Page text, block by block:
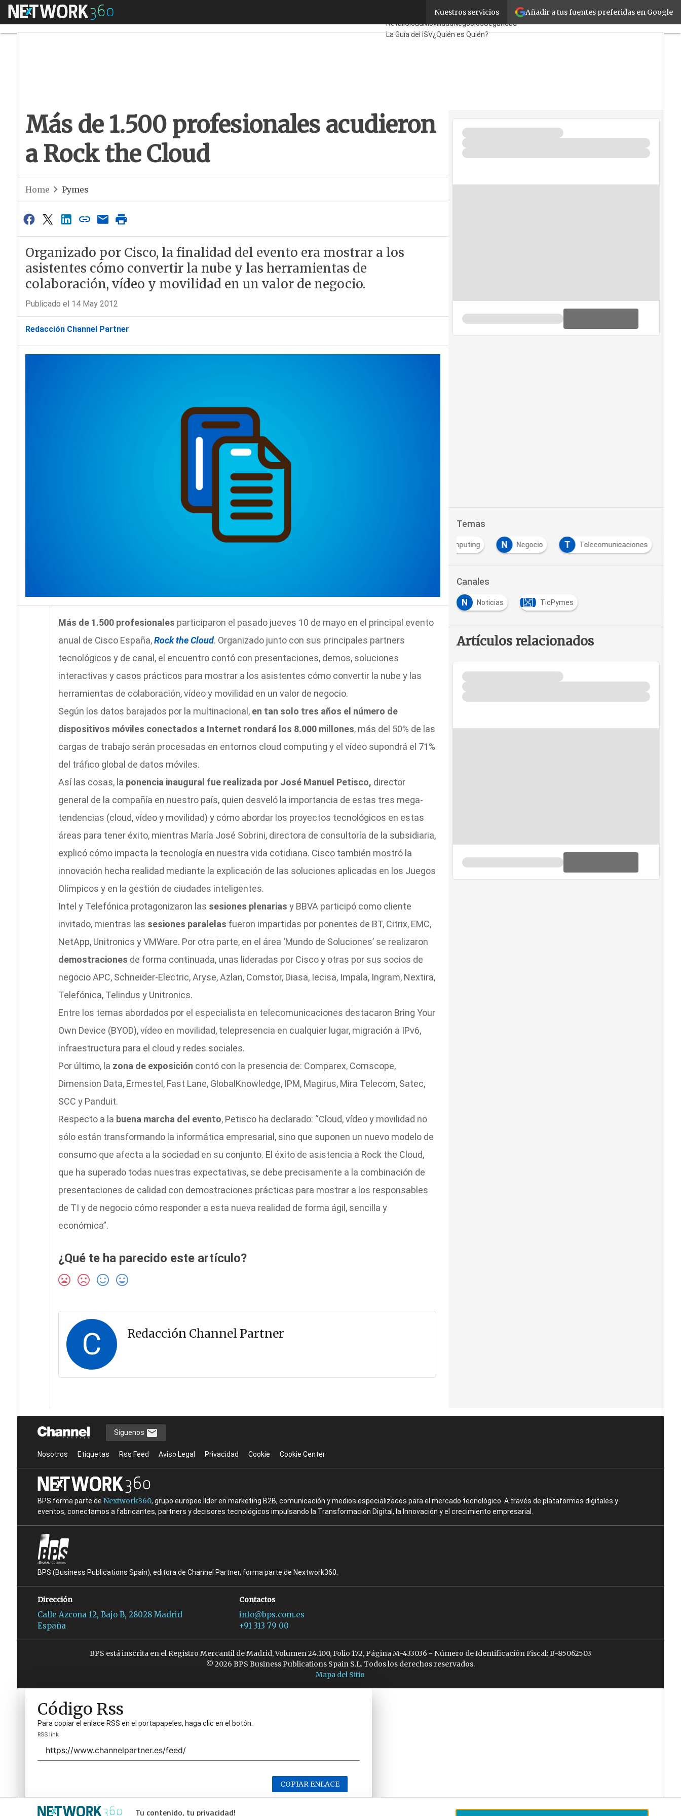
Añadir a tus fuentes preferidas en Google
Nuestros servicios
Menú MayoristasTicPymesCorporate
RetailCloudMovilidadNegociosSeguridad
La Guía del ISV¿Quién es Quién?
Más de 1.500 profesionales acudieron
a Rock the Cloud
Home Pymes
Organizado por Cisco, la finalidad del evento era mostrar a los
asistentes cómo convertir la nube y las herramientas de
colaboración, vídeo y movilidad en un valor de negocio.
Publicado el 14 May 2012
Redacción Channel Partner
Más de 1.500 profesionales participaron el pasado jueves 10 de mayo en el principal evento
anual de Cisco España,Rock the Cloud. Organizado junto con sus principales partners
tecnológicos y de canal, el encuentro contó con presentaciones, demos, soluciones
interactivas y casos prácticos para mostrar a los asistentes cómo convertir la nube y las
herramientas de colaboración, vídeo y movilidad en un valor de negocio.
Según los datos barajados por la multinacional, en tan solo tres años el número de
dispositivos móviles conectados a Internet rondará los 8.000 millones, más del 50% de las
cargas de trabajo serán procesadas en entornos cloud computing y el vídeo supondrá el 71%
del tráfico global de datos móviles.
Así las cosas, la ponencia inaugural fue realizada por José Manuel Petisco, director
general de la compañía en nuestro país, quien desveló la importancia de estas tres mega-
tendencias (cloud, vídeo y movilidad) y cómo abordar los proyectos tecnológicos en estas
áreas para tener éxito, mientras María José Sobrini, directora de consultoría de la subsidiaria,
explicó cómo impacta la tecnología en nuestra vida cotidiana. Cisco también mostró la
innovación hecha realidad mediante la explicación de las soluciones aplicadas en los Juegos
Olímpicos y en la gestión de ciudades inteligentes.
Intel y Telefónica protagonizaron las sesiones plenarias y BBVA participó como cliente
invitado, mientras las sesiones paralelas fueron impartidas por ponentes de BT, Citrix, EMC,
NetApp, Unitronics y VMWare. Por otra parte, en el área ‘Mundo de Soluciones’ se realizaron
demostraciones de forma continuada, unas lideradas por Cisco y otras por sus socios de
negocio APC, Schneider-Electric, Aryse, Azlan, Comstor, Diasa, Iecisa, Impala, Ingram, Nextira,
Telefónica, Telindus y Unitronics.
Entre los temas abordados por el especialista en telecomunicaciones destacaron Bring Your
Own Device (BYOD), vídeo en movilidad, telepresencia en cualquier lugar, migración a IPv6,
infraestructura para el cloud y redes sociales.
Por último, la zona de exposición contó con la presencia de: Comparex, Comscope,
Dimension Data, Ermestel, Fast Lane, GlobalKnowledge, IPM, Magirus, Mira Telecom, Satec,
SCC y Panduit.
Respecto a la buena marcha del evento, Petisco ha declarado: “Cloud, vídeo y movilidad no
sólo están transformando la informática empresarial, sino que suponen un nuevo modelo de
consumo que afecta a la sociedad en su conjunto. El éxito de asistencia a Rock the Cloud,
que ha superado todas nuestras expectativas, se debe precisamente a la combinación de
presentaciones de calidad con demostraciones prácticas para mostrar a los responsables
de TI y de negocio cómo responder a esta nueva realidad de forma ágil, sencilla y
económica”.
¿Qué te ha parecido este artículo?
C Redacción Channel Partner
Temas
Cloud Computing N Negocio T Telecomunicaciones
Canales
N Noticias TicPymes
Artículos relacionados
Tu contenido, tu privacidad!
Síguenos
Nosotros Etiquetas Rss Feed Aviso Legal Privacidad Cookie Cookie Center
BPS forma parte de Nextwork360, grupo europeo líder en marketing B2B, comunicación y medios especializados para el mercado tecnológico. A través de plataformas digitales y
eventos, conectamos a fabricantes, partners y decisores tecnológicos impulsando la Transformación Digital, la Innovación y el crecimiento empresarial.
BPS (Business Publications Spain), editora de Channel Partner, forma parte de Nextwork360.
Dirección
Calle Azcona 12, Bajo B, 28028 Madrid
España
Contactos
info@bps.com.es
+91 313 79 00
BPS está inscrita en el Registro Mercantil de Madrid, Volumen 24.100, Folio 172, Página M-433036 - Número de Identificación Fiscal: B-85062503
© 2026 BPS Business Publications Spain S.L. Todos los derechos reservados.
Mapa del Sitio
Código Rss
Para copiar el enlace RSS en el portapapeles, haga clic en el botón.
RSS link
COPIAR ENLACE